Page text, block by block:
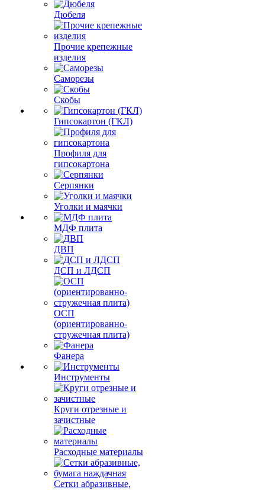
Дюбеля
Прочие крепежные
изделия
Саморезы
Скобы
Гипсокартон (ГКЛ)
Профиля для
гипсокартона
Серпянки
Уголки и маячки
МДФ плита
ДВП
ДСП и ЛДСП
ОСП
(ориентированно-
стружечная плита)
Фанера
Инструменты
Круги отрезные и
зачистные
Расходные материалы
Сетки абразивные,